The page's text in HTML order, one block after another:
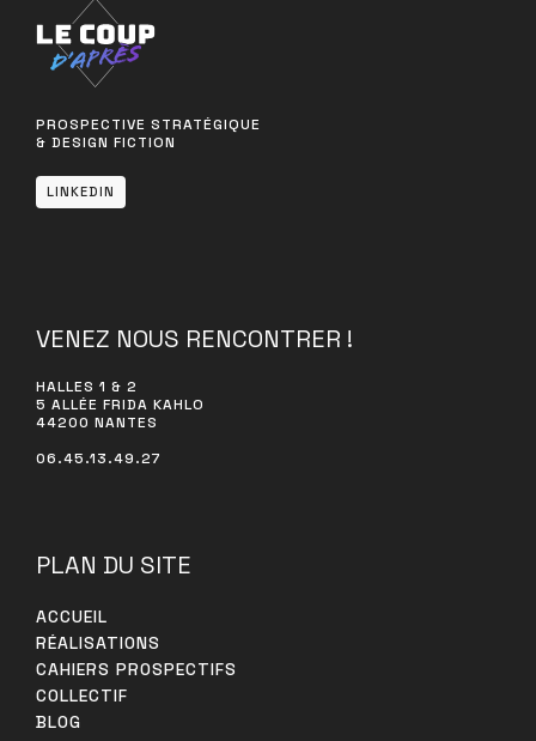
PROSPECTIVE STRATÉGIQUE
& DESIGN FICTION
LINKEDIN
LINKEDIN
VENEZ NOUS RENCONTRER !
HALLES 1 & 2
5 ALLÉE FRIDA KAHLO
44200 NANTES
06.45.13.49.27
PLAN DU SITE
ACCUEIL
RÉALISATIONS
CAHIERS PROSPECTIFS
COLLECTIF
BLOG